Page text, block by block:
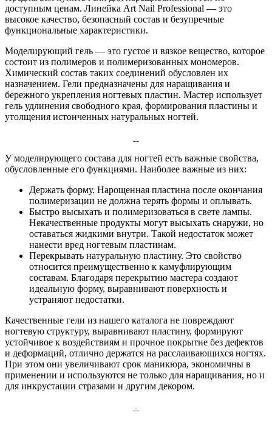
доступным ценам. Линейка Art Nail Professional — это
высокое качество, безопасный состав и безупречные
функциональные характеристики.
Моделирующий гель — это густое и вязкое вещество, которое
состоит из полимеров и полимеризованных мономеров.
Химический состав таких соединений обусловлен их
назначением. Гели предназначены для наращивания и
бережного укрепления ногтевых пластин. Мастер использует
гель удлинения свободного края, формирования пластины и
утолщения истонченных натуральных ногтей.
У моделирующего состава для ногтей есть важные свойства,
обусловленные его функциями. Наиболее важные из них:
Держать форму. Нарощенная пластина после окончания
полимеризации не должна терять формы и оплывать.
Быстро высыхать и полимеризоваться в свете лампы.
Некачественные продукты могут высыхать снаружи, но
оставаться жидкими внутри. Такой недостаток может
нанести вред ногтевым пластинам.
Перекрывать натуральную пластину. Это свойство
относится преимущественно к камуфлирующим
составам. Благодаря перекрытию мастера создают
идеальную форму, выравнивают поверхность и
устраняют недостатки.
Качественные гели из нашего каталога не повреждают
ногтевую структуру, выравнивают пластину, формируют
устойчивое к воздействиям и прочное покрытие без дефектов
и деформаций, отлично держатся на расслаивающихся ногтях.
При этом они увеличивают срок маникюра, экономичны в
применении и используются не только для наращивания, но и
для инкрустации стразами и другим декором.